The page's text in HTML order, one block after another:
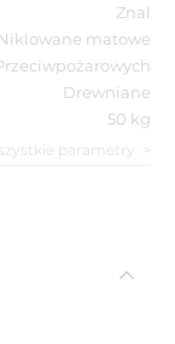
Znal
matowe
Drewniane
50 kg
parametry